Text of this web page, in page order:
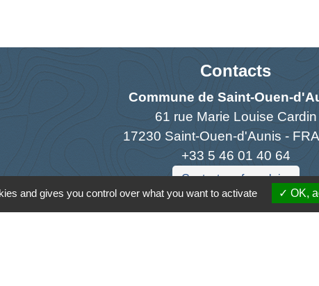
Contacts
Commune de Saint-Ouen-
61 rue Marie Louise Cardin
17230 Saint-Ouen-d'Aunis -
+33 5 46 01 40 64
Contact par formulaire
and gives you control over what you want to activate OK,